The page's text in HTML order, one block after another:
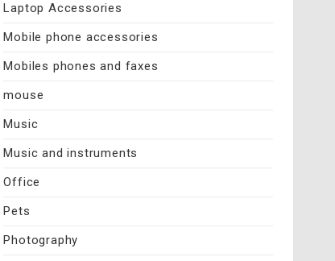
Laptop Accessories
Mobile phone accessories
Mobiles phones and faxes
mouse
Music
Music and instruments
Office
Pets
Photography